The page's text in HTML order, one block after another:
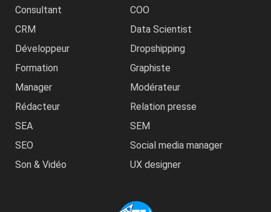
Consultant
COO
CRM
Data Scientist
Développeur
Dropshipping
Formation
Graphiste
Manager
Modérateur
Rédacteur
Relation presse
SEA
SEM
SEO
Social media manager
Son & Vidéo
UX designer